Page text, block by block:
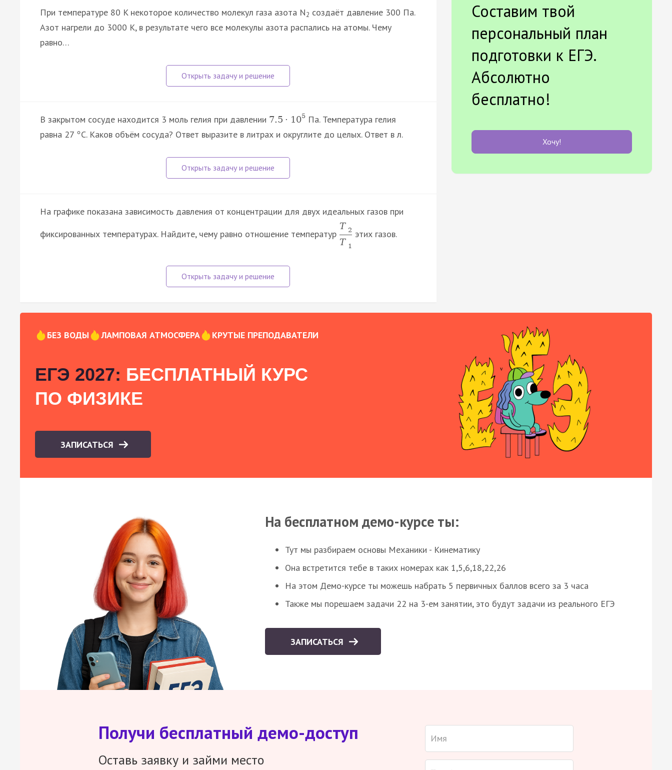
При температуре 80 K некоторое количество молекул газа азота N2 создаёт давление 300 Па.
Азот нагрели до 3000 К, в результате чего все молекулы азота распались на атомы. Чему
равно…
В закрытом сосуде находится 3 моль гелия при давлении 7.5 · 105Па. Температура гелия
равна 27 °С. Каков объём сосуда? Ответ выразите в литрах и округлите до целых. Ответ в л.
На графике показана зависимость давления от концентрации для двух идеальных газов при
фиксированных температурах. Найдите, чему равно отношение температур
T 2
T 1
этих газов.
Составим твой
персональный план
подготовки к ЕГЭ.
Абсолютно
бесплатно!
Хочу!
БЕЗ ВОДЫ ЛАМПОВАЯ АТМОСФЕРА КРУТЫЕ ПРЕПОДАВАТЕЛИ
ЕГЭ 2027: БЕСПЛАТНЫЙ КУРС
ПО ФИЗИКЕ
ЗАПИСАТЬСЯ
На бесплатном демо-курсе ты:
Тут мы разбираем основы Механики - Кинематику
Она встретится тебе в таких номерах как 1,5,6,18,22,26
На этом Демо-курсе ты можешь набрать 5 первичных баллов всего за 3 часа
Также мы порешаем задачи 22 на 3-ем занятии, это будут задачи из реального ЕГЭ
ЗАПИСАТЬСЯ
Получи бесплатный демо-доступ
Оставь заявку и займи место